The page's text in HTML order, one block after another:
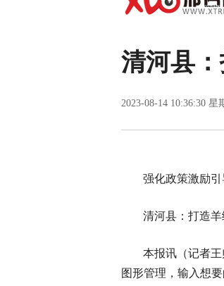
清河县
2023-08-14 10:36:30
强化政策激励
清河县：打造
本报讯（记者
图形管理，输入想